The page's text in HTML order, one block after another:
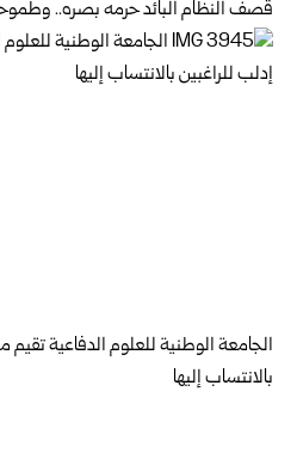
قصف النظام البائد حرمه بصره..
الجامعة الوطنية للعلوم الدفاعية تقيم
بالانتساب إليها